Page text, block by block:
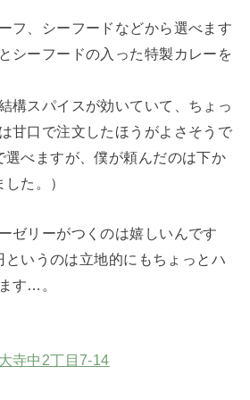
フ、シーフードなどから選べます
シーフードの入った特製カレーを
構スパイスが効いていて、ちょっ
甘口で注文したほうがよさそうで
選べますが、僕が頼んだのは下か
た。）
ゼリーがつくのは嬉しいんです
というのは立地的にもちょっとハ
す…。
寺中2丁目7-14